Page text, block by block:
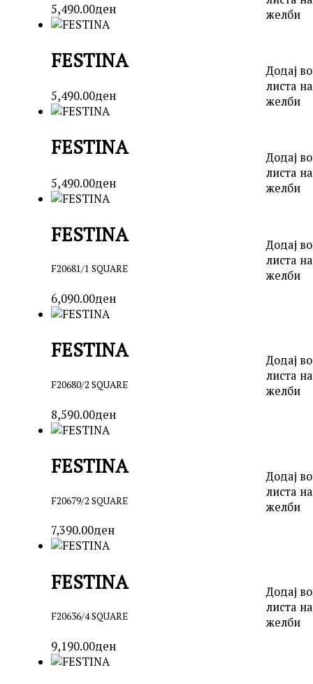
желби
5,490.00ден
Додај во
листа на
желби
FESTINA
5,490.00ден
Додај во
листа на
желби
FESTINA
5,490.00ден
Додај во
листа на
желби
FESTINA
F20681/1 SQUARE
6,090.00ден
Додај во
листа на
желби
FESTINA
F20680/2 SQUARE
8,590.00ден
Додај во
листа на
желби
FESTINA
F20679/2 SQUARE
7,390.00ден
Додај во
листа на
желби
FESTINA
F20636/4 SQUARE
9,190.00ден